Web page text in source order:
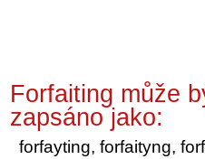
Forfaiting může
zapsáno jako:
forfayting, forfaityng,